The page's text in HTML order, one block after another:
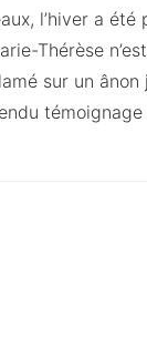
l’hiver a
Thérèse
sur un
témoignage